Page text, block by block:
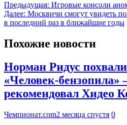
Предыдущая: Игровые консоли
Далее: Москвичи смогут увидеть
в последний раз в ближайшие годы
Похожие новости
Норман Ридус
«Человек-бензопила»
рекомендовал Хидео
Чемпионат.com2 месяца спустя 0